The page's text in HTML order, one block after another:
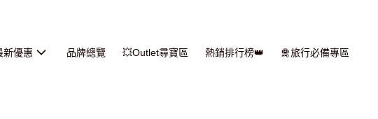
新優惠 品牌總覽 💥Outlet尋寶區 熱銷排行榜👑 🛅旅行必備專區